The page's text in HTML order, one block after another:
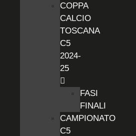
COPPA
CALCIO
TOSCANA
C5
2024-
25
FASI
FINALI
CAMPIONATO
C5